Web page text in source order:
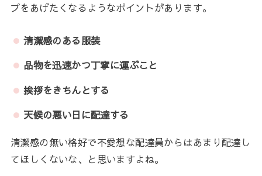
プをあげたくなるようなポイントがあります。
清潔感のある服装
品物を迅速かつ丁寧に運ぶこと
挨拶をきちんとする
天候の悪い日に配達する
清潔感の無い格好で不愛想な配達員からはあまり配達し
てほしくないな、と思いますよね。